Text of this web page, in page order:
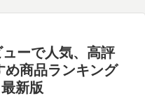
ーで人気、高評
商品ランキング
新版